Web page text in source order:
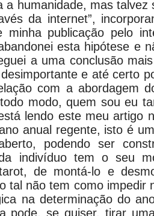
a humanidade, mas talvez
da internet”,
publicação pelo
esta hipótese e
a uma conclusão
e até certo
com a abordagem
modo, quem sou eu
lendo este meu artigo
anual regente, isto é
podendo ser
indivíduo tem o seu
de montá-lo e
tal não tem como impedir
na determinação do
pode, se quiser, tirar